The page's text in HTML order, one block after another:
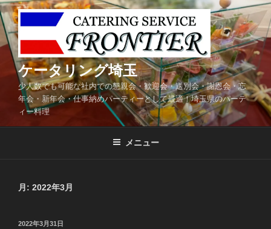
コ
ン
テ
ン
へ
ケータリング埼玉
少人数でも可能な社内での懇親会・歓迎会・送別会・謝恩会・忘
年会・新年会・仕事納めパーティーとして最適！埼玉県のパーテ
ィー料理
メニュー
月: 2022年3月
投
2022年3月31日